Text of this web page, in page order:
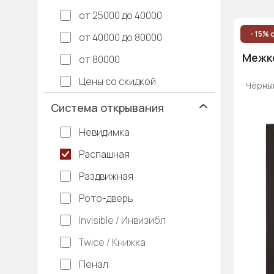
от 25000 до 40000
от 40000 до 80000
от 80000
Цены со скидкой
Система открывания
Невидимка
Распашная
Раздвижная
Рото-дверь
Invisible / Инвизибл
Twice / Книжка
Пенал
- 15%